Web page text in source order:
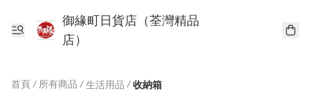
御緣町日貨店（荃灣精品
店）
首頁 / 所有商品 / 生活用品 / 收納箱